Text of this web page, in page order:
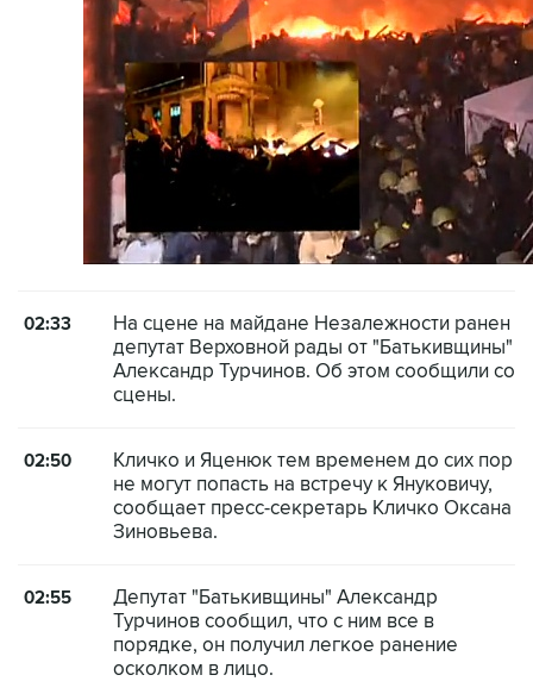
02:33
На сцене на майдане Незалежности ранен
депутат Верховной рады от "Батькивщины"
Александр Турчинов. Об этом сообщили со
сцены.
02:50
Кличко и Яценюк тем временем до сих пор
не могут попасть на встречу к Януковичу,
сообщает пресс-секретарь Кличко Оксана
Зиновьева.
02:55
Депутат "Батькивщины" Александр
Турчинов сообщил, что с ним все в
порядке, он получил легкое ранение
осколком в лицо.